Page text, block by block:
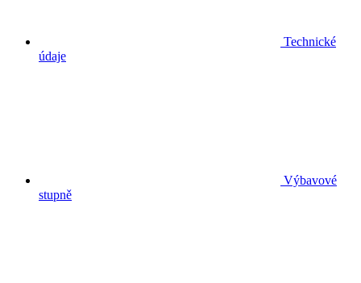
Technické
údaje
Výbavové
stupně